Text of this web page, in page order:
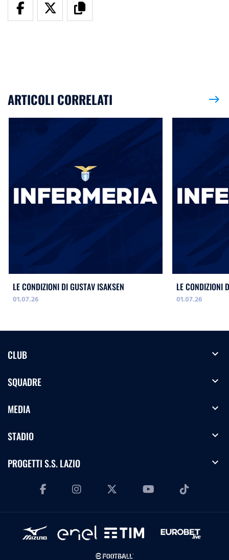
ARTICOLI CORRELATI east
LE CONDIZIONI DI GUSTAV ISAKSEN
01.07.26
LE CONDIZIONI
01.07.26
CLUB expand_more
SQUADRE expand_more
MEDIA expand_more
STADIO expand_more
PROGETTI S.S. LAZIO expand_more